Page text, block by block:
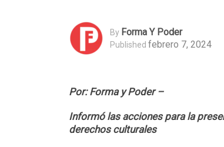
By Forma Y Poder
Published febrero 7, 2024
Por: Forma y Poder –
Informó las acciones para la
derechos culturales